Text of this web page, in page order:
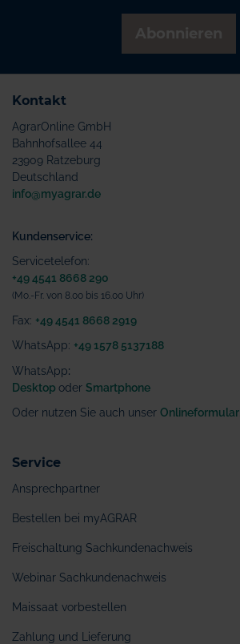
Kontakt
AgrarOnline GmbH
Bahnhofsallee 44
23909 Ratzeburg
Deutschland
info@myagrar.de
Kundenservice:
Servicetelefon:
+49 4541 8668 290
(Mo.-Fr. von 8.00 bis 16.00 Uhr)
Fax: +49 4541 8668 2919
WhatsApp: +49 1578 5137188
WhatsApp:
Desktop oder Smartphone
Oder nutzen Sie auch unser Onlineformular
Service
Ansprechpartner
Bestellen bei myAGRAR
Freischaltung Sachkundenachweis
Webinar Sachkundenachweis
Maissaat vorbestellen
Zahlung und Lieferung